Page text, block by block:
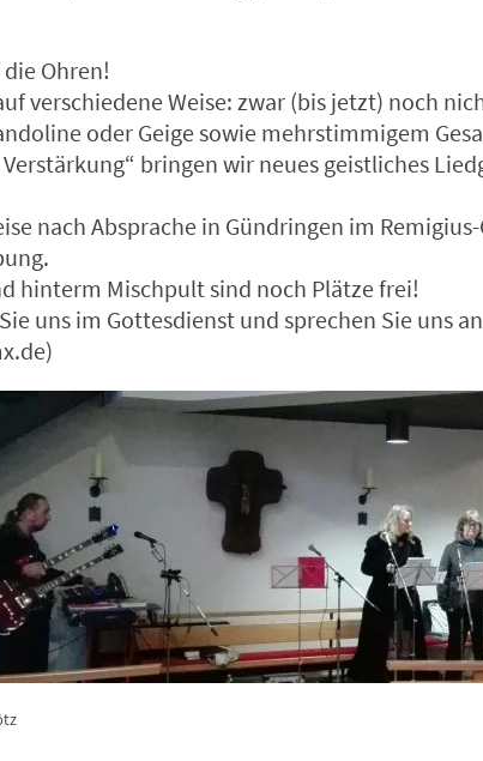
die Ohren!
verschiedene Weise: zwar (bis jetzt) noch
oder Geige sowie mehrstimmigem
bringen wir neues geistliches
nach Absprache in Gündringen im
hinterm Mischpult sind noch Plätze frei!
uns im Gottesdienst und sprechen Sie uns